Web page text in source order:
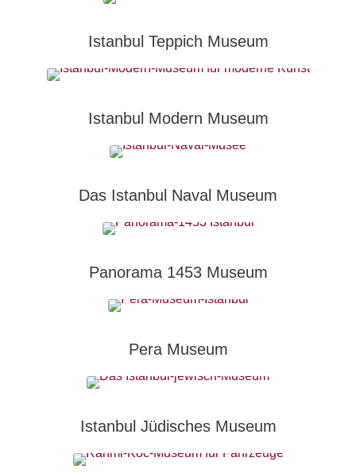
Istanbul Teppich Museum
Istanbul Modern Museum
Das Istanbul Naval Museum
Panorama 1453 Museum
Pera Museum
Istanbul Jüdisches Museum